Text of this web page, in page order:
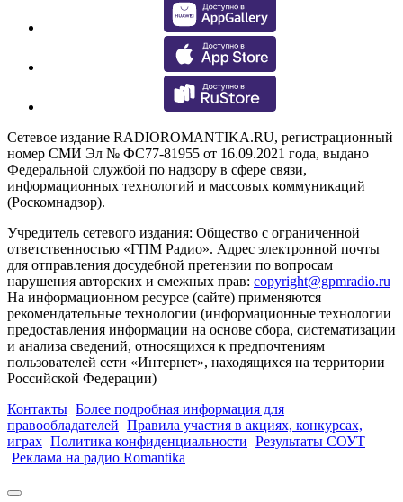
Сетевое издание RADIOROMANTIKA.RU, регистрационный
номер СМИ Эл № ФС77-81955 от 16.09.2021 года, выдано
Федеральной службой по надзору в сфере связи,
информационных технологий и массовых коммуникаций
(Роскомнадзор).
Учредитель сетевого издания: Общество с ограниченной
ответственностью «ГПМ Радио». Адрес электронной почты
для отправления досудебной претензии по вопросам
нарушения авторских и смежных прав: copyright@gpmradio.ru
На информационном ресурсе (сайте) применяются
рекомендательные технологии (информационные технологии
предоставления информации на основе сбора, систематизации
и анализа сведений, относящихся к предпочтениям
пользователей сети «Интернет», находящихся на территории
Российской Федерации)
Контакты Более подробная информация для
правообладателей Правила участия в акциях, конкурсах,
играх Политика конфиденциальности Результаты СОУТ
Реклама на радио Romantika